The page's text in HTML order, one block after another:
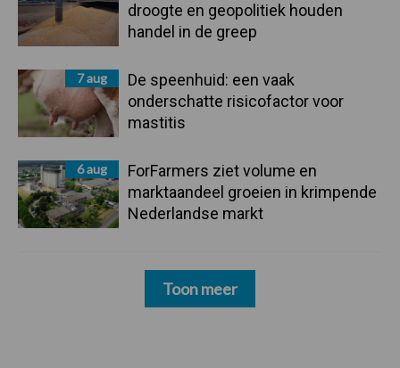
droogte en geopolitiek houden
handel in de greep
7 aug
De speenhuid: een vaak
onderschatte risicofactor voor
mastitis
6 aug
ForFarmers ziet volume en
marktaandeel groeien in krimpende
Nederlandse markt
Toon meer